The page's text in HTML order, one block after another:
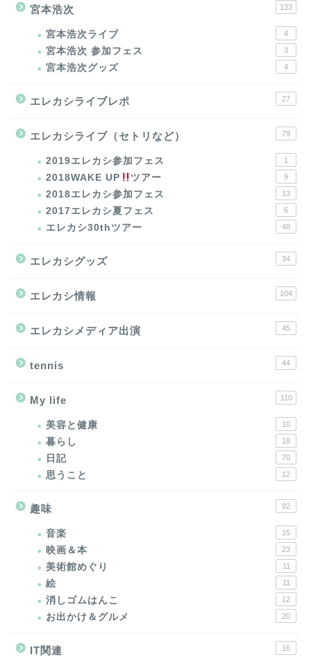
宮本浩次 133
宮本浩次ライブ 4
宮本浩次 参加フェス 3
宮本浩次グッズ 4
エレカシライブレポ 27
エレカシライブ（セトリなど） 79
2019エレカシ参加フェス 1
2018WAKE UP ツアー 9
2018エレカシ参加フェス 13
2017エレカシ夏フェス 6
エレカシ30thツアー 48
エレカシグッズ 34
エレカシ情報 104
エレカシメディア出演 45
tennis 44
My life 110
美容と健康 10
暮らし 18
日記 70
思うこと 12
趣味 92
音楽 15
映画＆本 23
美術館めぐり 11
絵 11
消しゴムはんこ 12
お出かけ＆グルメ 20
IT関連 16